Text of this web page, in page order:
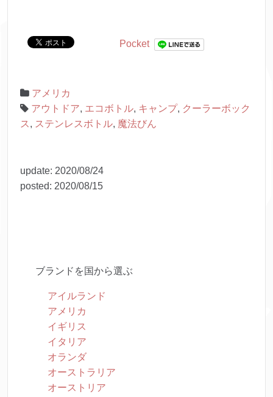
Pocket
アメリカ
アウトドア, エコボトル, キャンプ, クーラーボック
ス , ステンレスボトル, 魔法びん
update: 2020/08/24
posted: 2020/08/15
ブランドを国から選ぶ
アイルランド
アメリカ
イギリス
イタリア
オランダ
オーストラリア
オーストリア